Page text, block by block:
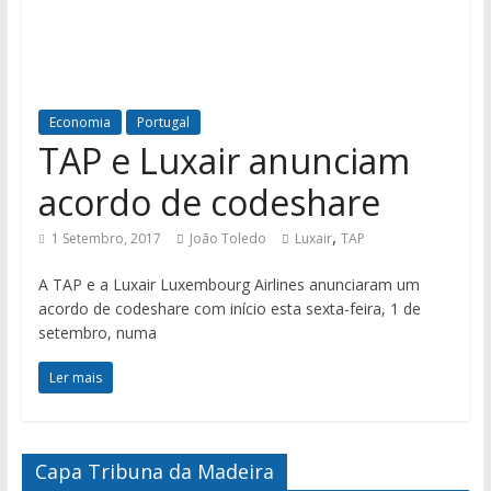
Economia Portugal
TAP e Luxair anunciam
acordo de codeshare
1 Setembro, 2017 João Toledo Luxair, TAP
A TAP e a Luxair Luxembourg Airlines anunciaram um
acordo de codeshare com início esta sexta-feira, 1 de
setembro, numa
Ler mais
Capa Tribuna da Madeira